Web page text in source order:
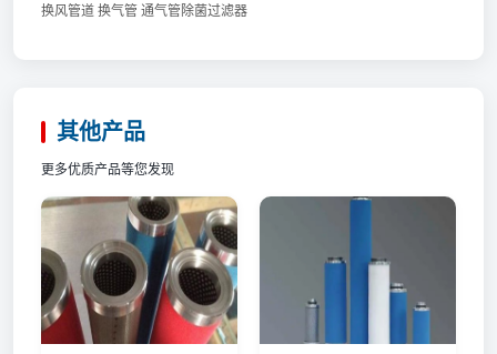
换风管道 换气管 通气管除菌过滤器
其他产品
更多优质产品等您发现